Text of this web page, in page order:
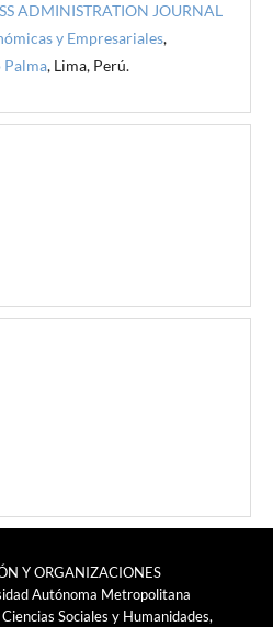
ADMINISTRATION JOURNAL
y Empresariales,
Palma, Lima, Perú.
Y ORGANIZACIONES
Autónoma Metropolitana
Sociales y Humanidades,